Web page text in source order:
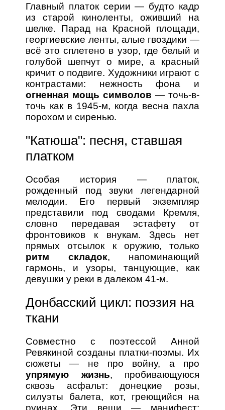
Главный платок серии — будто кадр
из старой киноленты, оживший на
шелке. Парад на Красной площади,
георгиевские ленты, алые гвоздики —
всё это сплетено в узор, где белый и
голубой шепчут о мире, а красный
кричит о подвиге. Художники играют с
контрастами: нежность фона и
огненная мощь символов — точь-в-
точь как в 1945-м, когда весна пахла
порохом и сиренью.
"Катюша": песня, ставшая
платком
Особая история — платок,
рожденный под звуки легендарной
мелодии. Его первый экземпляр
представили под сводами Кремля,
словно передавая эстафету от
фронтовиков к внукам. Здесь нет
прямых отсылок к оружию, только
ритм складок, напоминающий
гармонь, и узоры, танцующие, как
девушки у реки в далеком 41-м.
Донбасский цикл: поэзия на
ткани
Совместно с поэтессой Анной
Ревякиной созданы платки-поэмы. Их
сюжеты — не про войну, а про
упрямую жизнь, пробивающуюся
сквозь асфальт: донецкие розы,
силуэты балета, кот, греющийся на
руинах. Эти вещи — манифест: